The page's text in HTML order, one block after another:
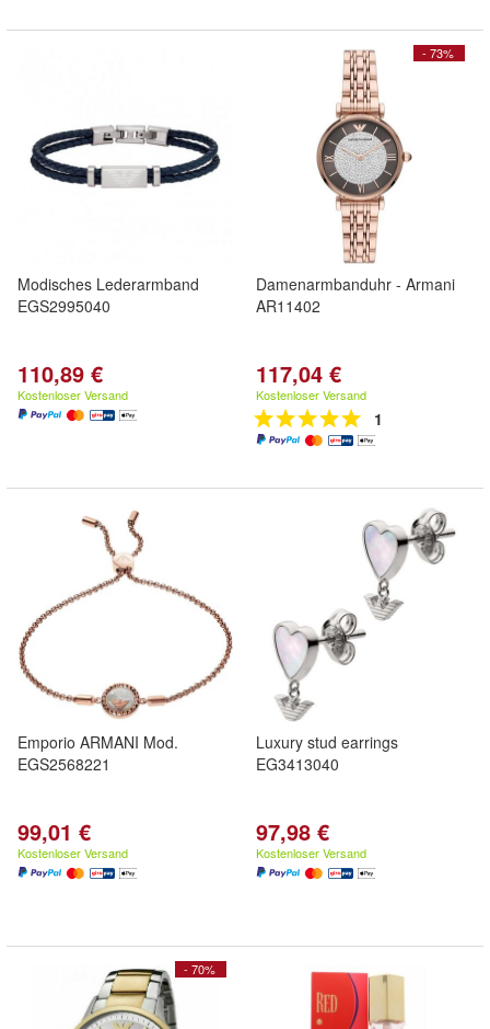
Modisches Lederarmband
EGS2995040
110,89 €
Kostenloser Versand
- 73%
Damenarmbanduhr - Armani
AR11402
117,04 €
Kostenloser Versand
1
Emporio ARMANI Mod.
EGS2568221
99,01 €
Kostenloser Versand
Luxury stud earrings
EG3413040
97,98 €
Kostenloser Versand
- 70%